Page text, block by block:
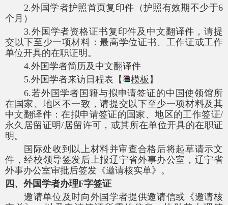
2.外国学者护照首页复印件 （护照有效期不少于6
个月 ）
3.外国学者资格证书复印件及中文翻译件 ，请提
交以下至少一项材料：最高学位证书、工作证或工作
单位开具的在职证明 。
4.外国学者简历及中文翻译件
5.外国学者来访日程表【
模板 】
6.若外国学者国籍与拟申请签证的中国使领馆所
在国家、地区不一致，请提交以下至少一项材料及其
中文翻译件：在拟申请签证的国家、地区的工作签证/
永久居留证明/居留许可，或其所在单位开具的在职证
明。
国际处收到以上材料并审查合格后将起草请示文
件，经校领导签发后上报辽宁省外事办公室，辽宁省
外事办公室审批后签发《邀请核实单》。
四、外国学者办理F字签证
邀请单位及时向外国学者提供邀请信或《邀请核